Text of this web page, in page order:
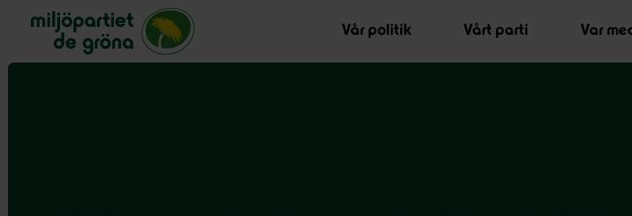
Miljöpartiet de gröna, startsida
Vår politik
Vårt parti Var